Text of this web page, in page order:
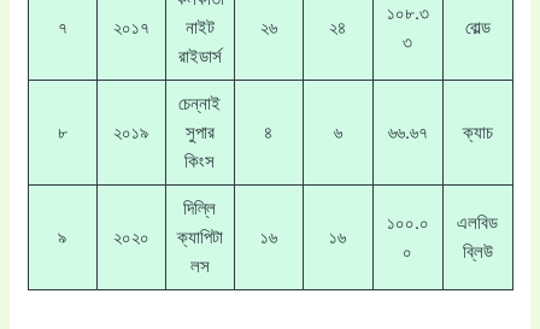
৭ ২০১৭
নাইট
রাইডার্স
২৬ ২৪
১০৮.৩
৩
বোল্ড
৮ ২০১৯
চেন্নাই
সুপার
কিংস
৪ ৬ ৬৬.৬৭ ক্যাচ
৯ ২০২০
দিল্লি
ক্যাপিটা
লস
১৬ ১৬
১০০.০
০
এলবিড
ব্লিউ